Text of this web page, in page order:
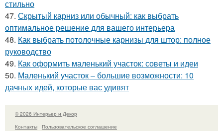
стильно
47. Скрытый карниз или обычный: как выбрать
оптимальное решение для вашего интерьера
48. Как выбрать потолочные карнизы для штор: полное
руководство
49. Как оформить маленький участок: советы и идеи
50. Маленький участок – большие возможности: 10
дачных идей, которые вас удивят
© 2026 Интерьер и Декор
Контакты
Пользовательское соглашение